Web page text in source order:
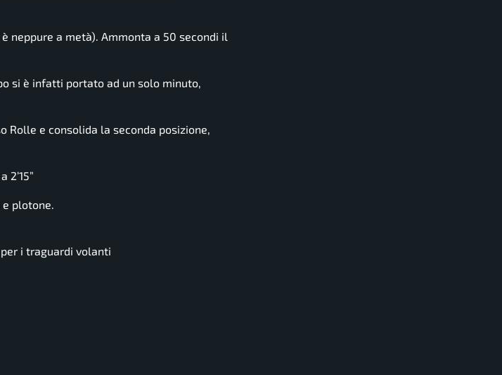
neppure a metà). Ammonta a 50 secondi il
si è infatti portato ad un solo minuto,
Rolle e consolida la seconda posizione,
plotone.
i traguardi volanti